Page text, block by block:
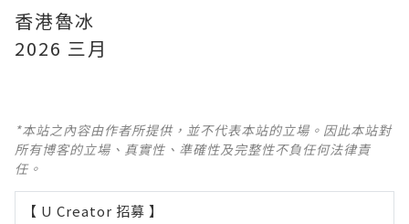
香港魯冰
2026 三月
*本站之內容由作者所提供，並不代表本站的立場。因此本站對
所有博客的立場、真實性、準確性及完整性不負任何法律責
任。
【 U Creator 招募 】